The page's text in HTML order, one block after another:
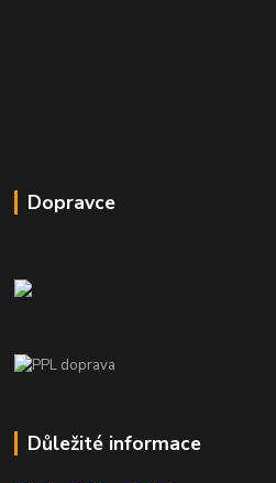
Dopravce
Důležité informace